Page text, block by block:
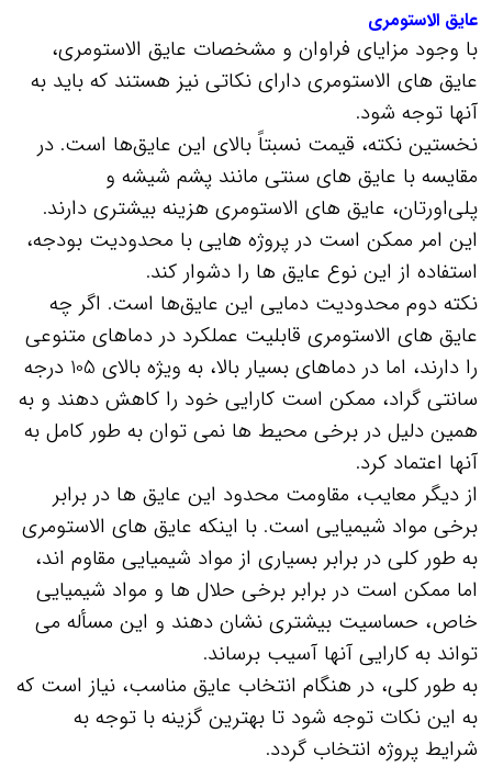
عایق الاستومری
با وجود مزایای فراوان و مشخصات عایق الاستومری،
عایق‌ های الاستومری دارای نکاتی نیز هستند که باید به
آنها توجه شود.
نخستین نکته، قیمت نسبتاً بالای این عایق‌ها است. در
مقایسه با عایق‌ های سنتی مانند پشم شیشه و
پلی‌اورتان، عایق‌ های الاستومری هزینه بیشتری دارند.
این امر ممکن است در پروژه‌ هایی با محدودیت بودجه،
استفاده از این نوع عایق‌ ها را دشوار کند.
نکته دوم محدودیت دمایی این عایق‌ها است. اگر چه
عایق‌ های الاستومری قابلیت عملکرد در دماهای متنوعی
را دارند، اما در دماهای بسیار بالا، به ویژه بالای 105 درجه
سانتی‌ گراد، ممکن است کارایی خود را کاهش دهند و به
همین دلیل در برخی محیط‌ ها نمی‌ توان به طور کامل به
آنها اعتماد کرد.
از دیگر معایب، مقاومت محدود این عایق‌ ها در برابر
برخی مواد شیمیایی است. با اینکه عایق‌ های الاستومری
به طور کلی در برابر بسیاری از مواد شیمیایی مقاوم‌ اند،
اما ممکن است در برابر برخی حلال‌ ها و مواد شیمیایی
خاص، حساسیت بیشتری نشان دهند و این مسأله می‌
تواند به کارایی آنها آسیب برساند.
به طور کلی، در هنگام انتخاب عایق مناسب، نیاز است که
به این نکات توجه شود تا بهترین گزینه با توجه به
شرایط پروژه انتخاب گردد.